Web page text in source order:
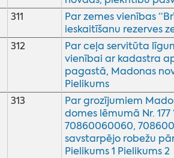
311
Par zemes vienības
ieskaitīšanu rezerves
312
Par ceļa servitūta
vienībai ar kadastra
pagastā, Madonas
Pielikums
313
Par grozījumiem
domes lēmumā Nr.
70860060060,
savstarpējo robežu
Pielikums 1 Pielikums 2